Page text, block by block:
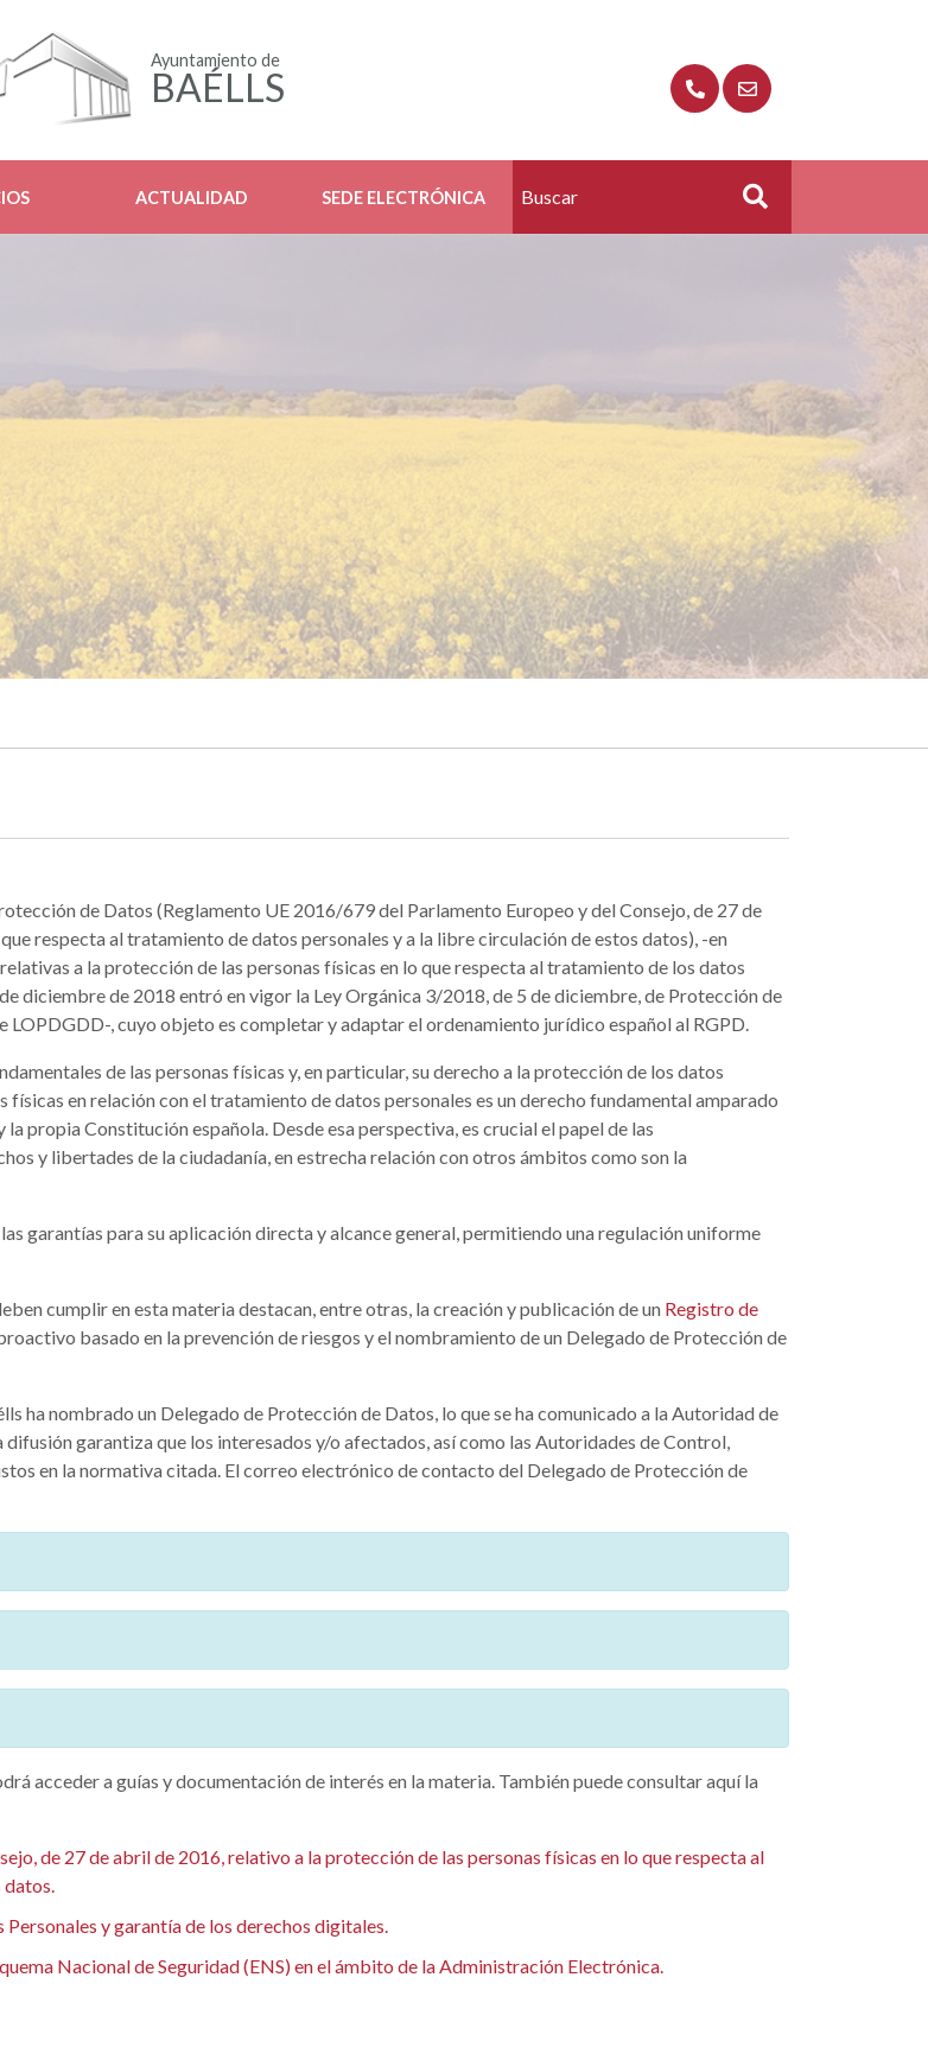
Ayuntamiento de
BAÉLLS
ACTUALIDAD SEDE ELECTRÓNICA Buscar
de Datos (Reglamento UE 2016/679 del Parlamento Europeo y del Consejo, de 27 de
respecta al tratamiento de datos personales y a la libre circulación de estos datos), -en
a la protección de las personas físicas en lo que respecta al tratamiento de los datos
diciembre de 2018 entró en vigor la Ley Orgánica 3/2018, de 5 de diciembre, de Protección de
LOPDGDD-, cuyo objeto es completar y adaptar el ordenamiento jurídico español al RGPD.
de las personas físicas y, en particular, su derecho a la protección de los datos
físicas en relación con el tratamiento de datos personales es un derecho fundamental amparado
propia Constitución española. Desde esa perspectiva, es crucial el papel de las
y libertades de la ciudadanía, en estrecha relación con otros ámbitos como son la
garantías para su aplicación directa y alcance general, permitiendo una regulación uniforme
cumplir en esta materia destacan, entre otras, la creación y publicación de un Registro de
basado en la prevención de riesgos y el nombramiento de un Delegado de Protección de
ha nombrado un Delegado de Protección de Datos, lo que se ha comunicado a la Autoridad de
garantiza que los interesados y/o afectados, así como las Autoridades de Control,
en la normativa citada. El correo electrónico de contacto del Delegado de Protección de
acceder a guías y documentación de interés en la materia. También puede consultar aquí la
de 27 de abril de 2016, relativo a la protección de las personas físicas en lo que respecta al
datos.
y garantía de los derechos digitales.
Nacional de Seguridad (ENS) en el ámbito de la Administración Electrónica.